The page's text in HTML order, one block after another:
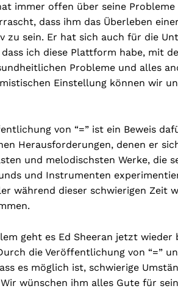
immer offen über seine
dass ihm das Überleben
zu sein. Er hat sich auch für die
ich diese Plattform habe, mit
Probleme und alles
Einstellung können wir
von “=” ist ein Beweis
Herausforderungen, denen er
und melodischsten Werke, die
und Instrumenten
während dieser schwierigen Zeit
geht es Ed Sheeran jetzt
die Veröffentlichung von “=”
es möglich ist, schwierige
wünschen ihm alles Gute für